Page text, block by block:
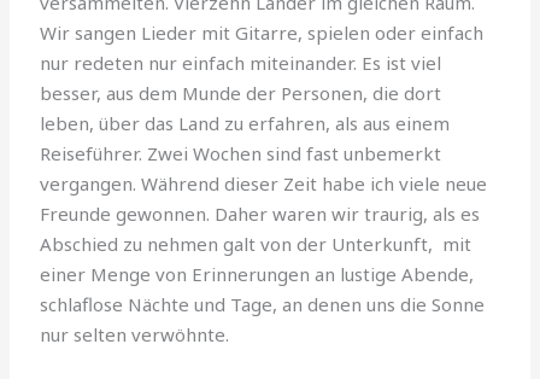
Wir sangen Lieder mit Gitarre, spielen oder einfach
nur redeten nur einfach miteinander. Es ist viel
besser, aus dem Munde der Personen, die dort
leben, über das Land zu erfahren, als aus einem
Reiseführer. Zwei Wochen sind fast unbemerkt
vergangen. Während dieser Zeit habe ich viele neue
Freunde gewonnen. Daher waren wir traurig, als es
Abschied zu nehmen galt von der Unterkunft, mit
einer Menge von Erinnerungen an lustige Abende,
schlaflose Nächte und Tage, an denen uns die Sonne
nur selten verwöhnte.